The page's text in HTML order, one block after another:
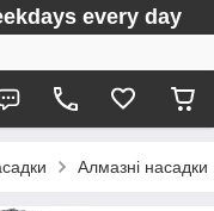
every day
Алмазні насадки